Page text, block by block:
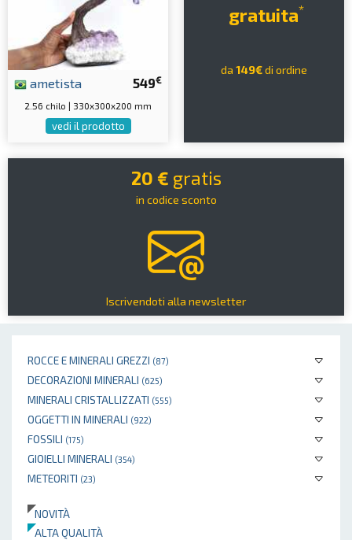
ROCCE E MINERALI GREZZI (87)
DECORAZIONI MINERALI (625)
MINERALI CRISTALLIZZATI (555)
OGGETTI IN MINERALI (922)
FOSSILI (175)
GIOIELLI MINERALI (354)
METEORITI (23)
NOVITÀ
ALTA QUALITÀ
549€
ametista
2.56 chilo | 330x300x200 mm
vedi il prodotto
gratuita*
da 149€di ordine
20 € gratis
in codice sconto
Iscrivendoti alla newsletter